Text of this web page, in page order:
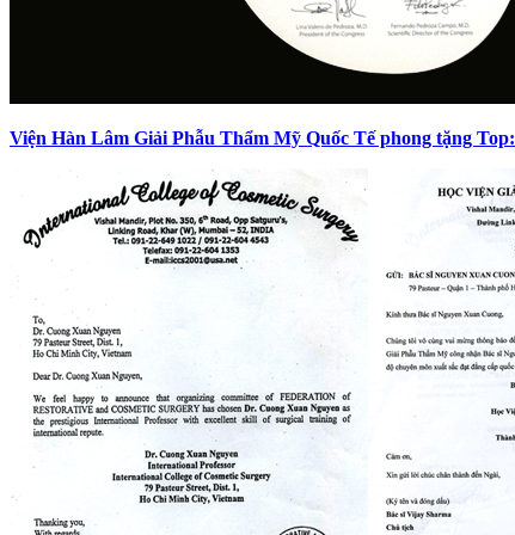
Viện Hàn Lâm Giải Phẫu Thẩm Mỹ Quốc Tế phong tặng Top: